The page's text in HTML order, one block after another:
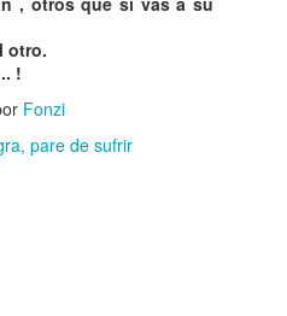
otro.
!
Fonzi
pare de sufrir
8
ESCULTURAS QUE
TOP 20 ESCULTURAS QUE
DESAFÍAN LA GRAVEDAD
a su interior